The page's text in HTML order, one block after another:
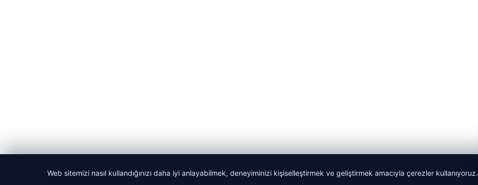
© 2026 Yerel Vakti – Güncel Haberler
Web sitemizi nasıl kullandığınızı daha iyi anlayabilmek, deneyiminizi kişiselleştirmek ve geliştirmek amacıyla çerezler kullanıyoruz.